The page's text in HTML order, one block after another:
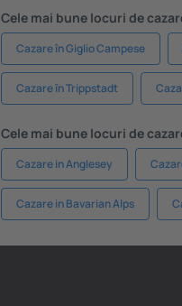
Cele mai bune locuri de
Cazare în Giglio Campese
Cazare în Trippstadt
Cele mai bune locuri de
Cazare in Anglesey
Cazare in Bavarian Alps